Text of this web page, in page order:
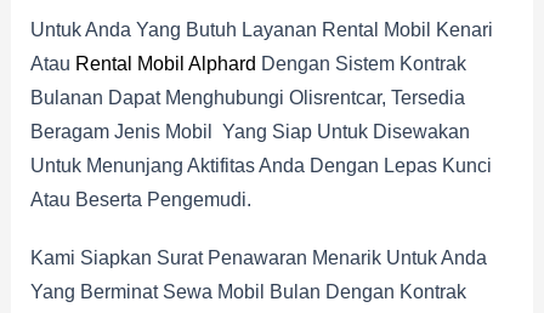
Untuk Anda Yang Butuh Layanan Rental Mobil Kenari
Atau Rental Mobil Alphard Dengan Sistem Kontrak
Bulanan Dapat Menghubungi Olisrentcar, Tersedia
Beragam Jenis Mobil Yang Siap Untuk Disewakan
Untuk Menunjang Aktifitas Anda Dengan Lepas Kunci
Atau Beserta Pengemudi.
Kami Siapkan Surat Penawaran Menarik Untuk Anda
Yang Berminat Sewa Mobil Bulan Dengan Kontrak